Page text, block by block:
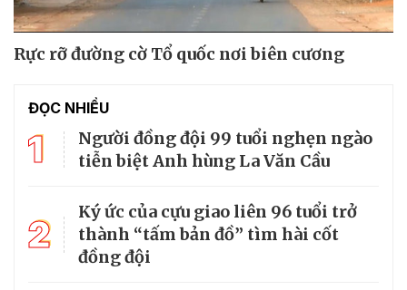
Rực rỡ đường cờ Tổ quốc nơi biên cương
ĐỌC NHIỀU
1
Người đồng đội 99 tuổi nghẹn ngào
tiễn biệt Anh hùng La Văn Cầu
2
Ký ức của cựu giao liên 96 tuổi trở
thành “tấm bản đồ” tìm hài cốt
đồng đội